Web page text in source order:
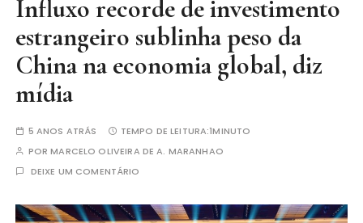
Influxo recorde de investimento
estrangeiro sublinha peso da
China na economia global, diz
mídia
5 ANOS ATRÁS TEMPO DE LEITURA:1MINUTO
PORMARCELO OLIVEIRA DE A. MARANHAO
DEIXE UM COMENTÁRIO